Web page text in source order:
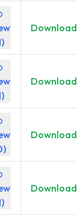
)
Download
)
Download
)
Download
)
Download